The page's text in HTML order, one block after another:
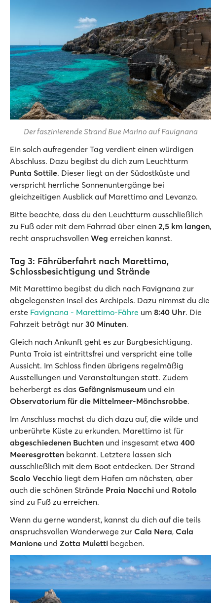
Der faszinierende Strand Bue Marino auf Favignana
Ein solch aufregender Tag verdient einen würdigen
Abschluss. Dazu begibst du dich zum Leuchtturm
Punta Sottile. Dieser liegt an der Südostküste und
verspricht herrliche Sonnenuntergänge bei
gleichzeitigen Ausblick auf Marettimo and Levanzo.
Bitte beachte, dass du den Leuchtturm ausschließlich
zu Fuß oder mit dem Fahrrad über einen 2,5 km langen,
recht anspruchsvollen Weg erreichen kannst.
Tag 3: Fährüberfahrt nach Marettimo,
Schlossbesichtigung und Strände
Mit Marettimo begibst du dich nach Favignana zur
abgelegensten Insel des Archipels. Dazu nimmst du die
erste Favignana - Marettimo-Fähre um 8:40 Uhr. Die
Fahrzeit beträgt nur 30 Minuten.
Gleich nach Ankunft geht es zur Burgbesichtigung.
Punta Troia ist eintrittsfrei und verspricht eine tolle
Aussicht. Im Schloss finden übrigens regelmäßig
Ausstellungen und Veranstaltungen statt. Zudem
beherbergt es das Gefängnismuseum und ein
Observatorium für die Mittelmeer-Mönchsrobbe.
Im Anschluss machst du dich dazu auf, die wilde und
unberührte Küste zu erkunden. Marettimo ist für
abgeschiedenen Buchten und insgesamt etwa 400
Meeresgrotten bekannt. Letztere lassen sich
ausschließlich mit dem Boot entdecken. Der Strand
Scalo Vecchio liegt dem Hafen am nächsten, aber
auch die schönen Strände Praia Nacchi und Rotolo
sind zu Fuß zu erreichen.
Wenn du gerne wanderst, kannst du dich auf die teils
anspruchsvollen Wanderwege zur Cala Nera, Cala
Manione und Zotta Muletti begeben.